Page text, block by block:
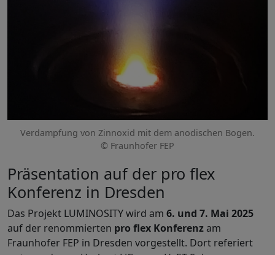
Verdampfung von Zinnoxid mit dem anodischen Bogen.
© Fraunhofer FEP
Präsentation auf der pro flex
Konferenz in Dresden
Das Projekt LUMINOSITY wird am 6. und 7. Mai 2025
auf der renommierten pro flex Konferenz am
Fraunhofer FEP in Dresden vorgestellt. Dort referiert